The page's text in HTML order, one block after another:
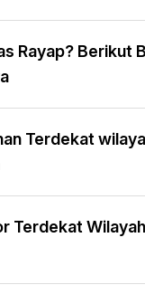
Rayap? Berikut
Terdekat
Terdekat